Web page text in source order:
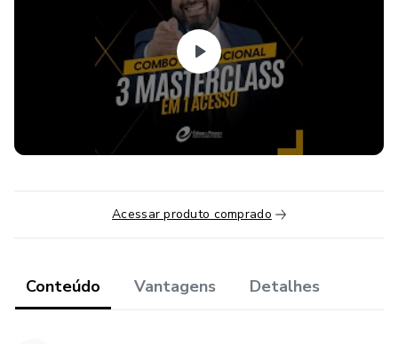
- A polêmica obrigação acessória pelo contratante de
informar no registro R-4020 as comissões de cartões de
crédito e outros casos de autoretenção
- Caracterização do momento em que o rendimento de
lucros isentos deve ser informado
de Rendimentos
- Demonstração prática no e-Cac de preenchimento dos
Acessar produto comprado
Conteúdo Vantagens Detalhes